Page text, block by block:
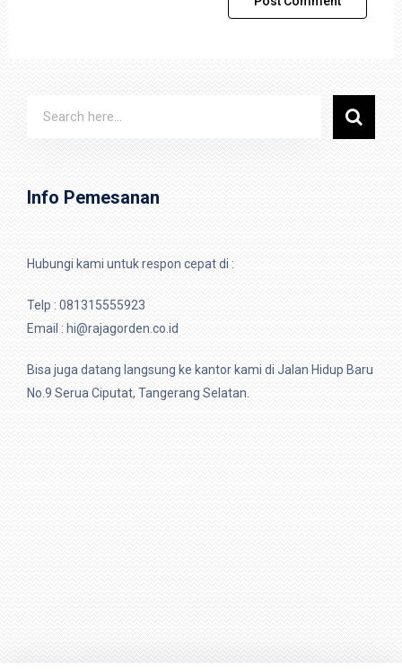
Info Pemesanan
Hubungi kami untuk respon cepat di :
Telp :081315555923
Email : hi@rajagorden.co.id
Bisa juga datang langsung ke kantor kami di Jalan Hidup Baru
No.9 Serua Ciputat, Tangerang Selatan.